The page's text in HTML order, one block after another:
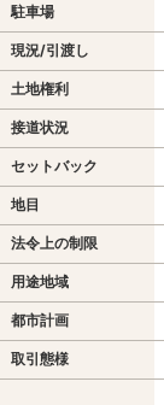
駐車場
現況/引渡し
土地権利
接道状況
セットバック
地目
法令上の制限
用途地域
都市計画
取引態様